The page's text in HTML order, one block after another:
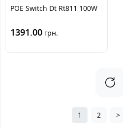
POE Switch Dt Rt811 100W
1391.00 грн.
1 2 >